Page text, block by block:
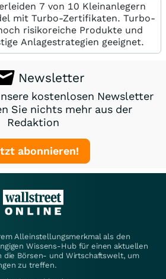
7 von 10 Kleinanlegern
mit Turbo-Zertifikaten. Turbo-
risikoreiche Produkte und
Anlagestrategien geeignet.
Newsletter
kostenlosen Newsletter
Sie nichts mehr aus der
Redaktion
abonnieren!
Alleinstellungsmerkmal als den
Wissens-Hub für einen aktuellen
die Börsen- und Wirtschaftswelt, um
zu treffen.